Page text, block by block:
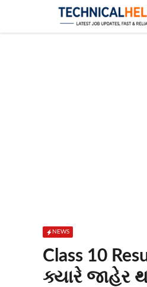
content
NEWS
Class 10
ક્યારે જાહેર